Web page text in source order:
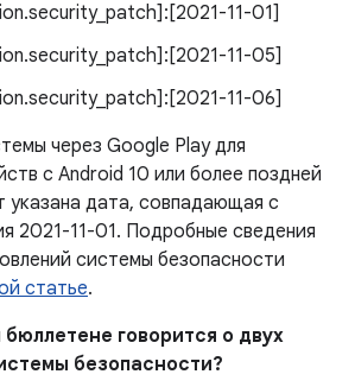
11-01]
11-05]
11-06]
через Google Play для
с Android 10 или более поздней
указана дата, совпадающая с
2021-11-01. Подробные сведения
системы безопасности
статье.
говорится о двух
безопасности?